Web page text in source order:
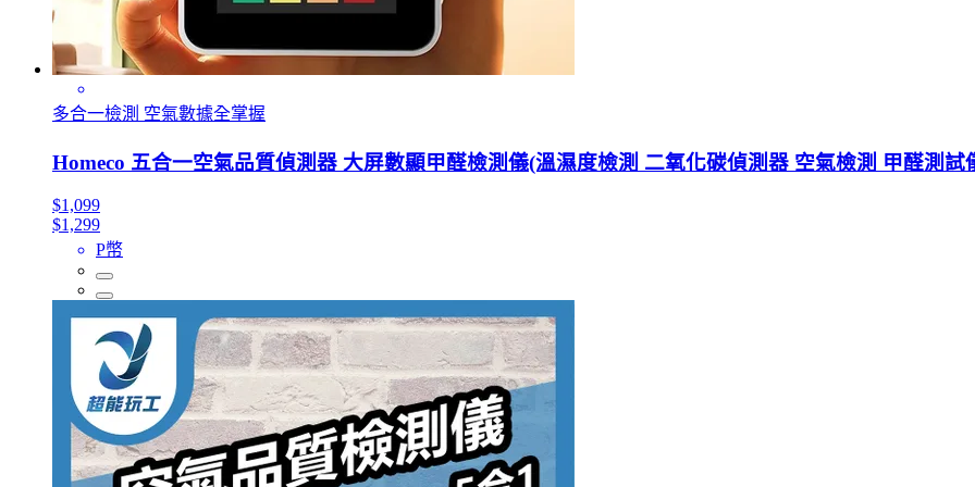
多合一檢測 空氣數據全掌握
Homeco 五合一空氣品質偵測器 大屏數顯甲醛檢測儀(溫濕度檢測 二氧化碳偵測器 空氣檢測 甲醛測試
$1,099
$1,299
P幣